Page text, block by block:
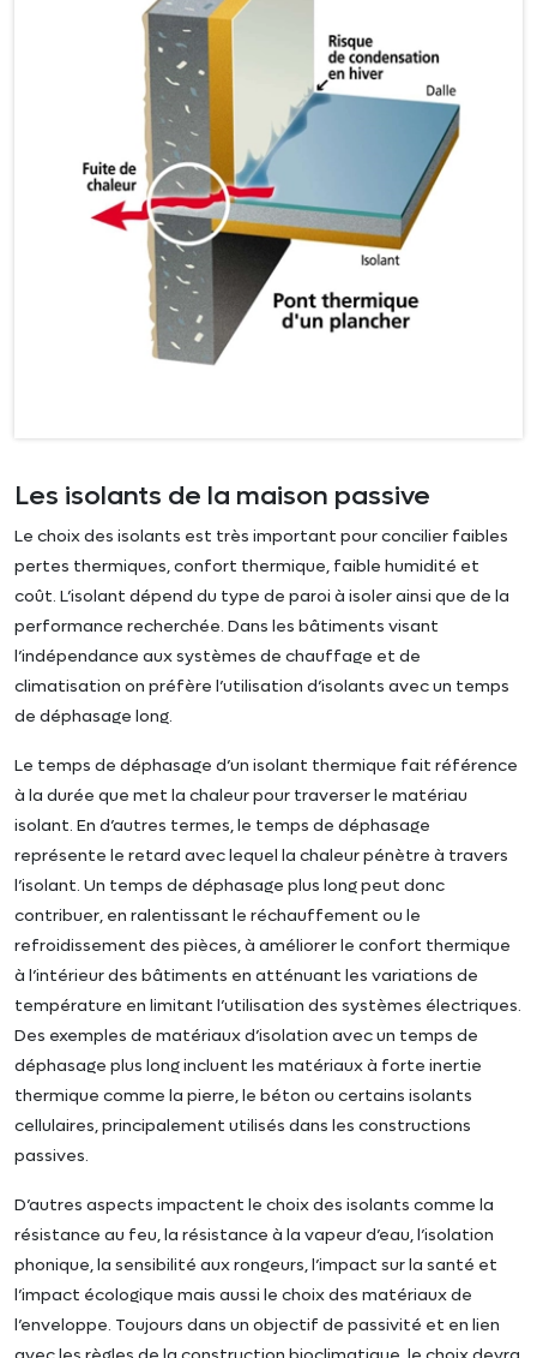
Les isolants de la maison passive
Le choix des isolants est très important pour concilier faibles
pertes thermiques, confort thermique, faible humidité et
coût. L’isolant dépend du type de paroi à isoler ainsi que de la
performance recherchée. Dans les bâtiments visant
l’indépendance aux systèmes de chauffage et de
climatisation on préfère l’utilisation d’isolants avec un temps
de déphasage long.
Le temps de déphasage d’un isolant thermique fait référence
à la durée que met la chaleur pour traverser le matériau
isolant. En d’autres termes, le temps de déphasage
représente le retard avec lequel la chaleur pénètre à travers
l’isolant. Un temps de déphasage plus long peut donc
contribuer, en ralentissant le réchauffement ou le
refroidissement des pièces, à améliorer le confort thermique
à l’intérieur des bâtiments en atténuant les variations de
température en limitant l’utilisation des systèmes électriques.
Des exemples de matériaux d’isolation avec un temps de
déphasage plus long incluent les matériaux à forte inertie
thermique comme la pierre, le béton ou certains isolants
cellulaires, principalement utilisés dans les constructions
passives.
D’autres aspects impactent le choix des isolants comme la
résistance au feu, la résistance à la vapeur d’eau, l’isolation
phonique, la sensibilité aux rongeurs, l’impact sur la santé et
l’impact écologique mais aussi le choix des matériaux de
l’enveloppe. Toujours dans un objectif de passivité et en lien